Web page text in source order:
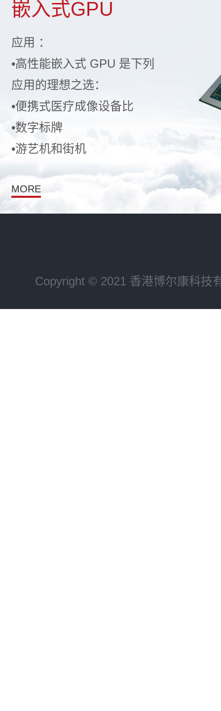
嵌入式GPU
应用 ：
•高性能嵌入式 GPU 是下列
应用的理想之选：
•便携式医疗成像设备比
•数字标牌
•游艺机和街机
MORE
Copyright © 2021 香港博尔康科